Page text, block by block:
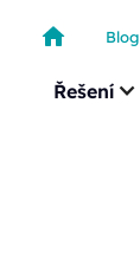
Řešení
Blog